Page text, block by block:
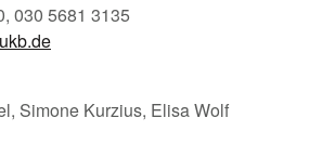
030 5681 3135
Simone Kurzius, Elisa Wolf